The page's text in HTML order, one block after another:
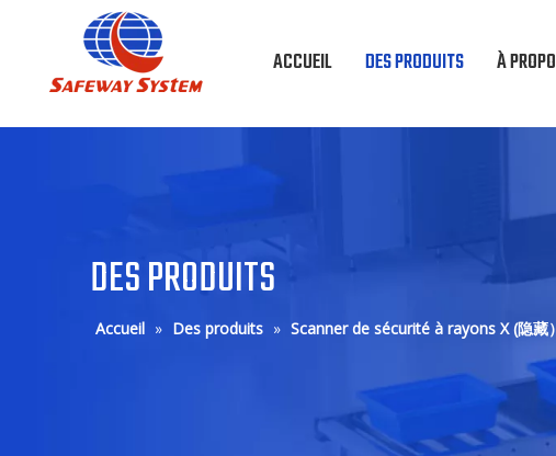
ACCUEIL DES PRODUITS À
DES PRODUITS
Accueil » Des produits » Scanner de sécurité à rayons X (隐藏）